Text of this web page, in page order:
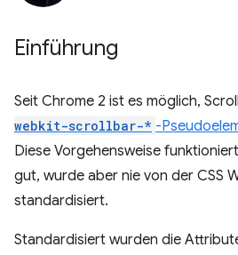
Einführung
Seit Chrome 2 ist es möglich,
webkit-scrollbar-* -
Diese Vorgehensweise
gut, wurde aber nie von der CSS
standardisiert.
Standardisiert wurden die